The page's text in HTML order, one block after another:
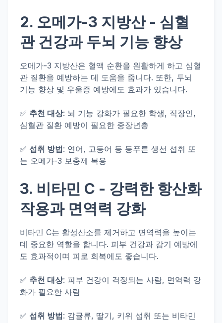
2. 오메가-3 지방산- 심혈
관 건강과 두뇌 기능 향상
오메가-3 지방산은 혈액 순환을 원활하게 하고 심혈
관 질환을 예방하는 데 도움을 줍니다. 또한, 두뇌
기능 향상 및 우울증 예방에도 효과가 있습니다.
✅ 추천 대상: 뇌 기능 강화가 필요한 학생, 직장인,
심혈관 질환 예방이 필요한 중장년층
✅ 섭취 방법: 연어, 고등어 등 등푸른 생선 섭취 또
는 오메가-3 보충제 복용
3. 비타민 C - 강력한 항산화
작용과 면역력 강화
비타민 C는 활성산소를 제거하고 면역력을 높이는
데 중요한 역할을 합니다. 피부 건강과 감기 예방에
도 효과적이며 피로 회복에도 좋습니다.
✅ 추천 대상: 피부 건강이 걱정되는 사람, 면역력 강
화가 필요한 사람
✅ 섭취 방법: 감귤류, 딸기, 키위 섭취 또는 비타민